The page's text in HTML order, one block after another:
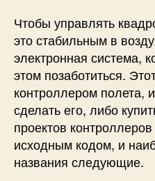
Чтобы управлять
это стабильным в
электронная система,
этом позаботиться.
контроллером полета,
сделать его, либо
проектов
исходным кодом, и
названия следующие.